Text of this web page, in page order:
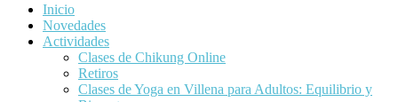
Inicio
Novedades
Actividades
Clases de Chikung Online
Retiros
Clases de Yoga en Villena para Adultos: Equilibrio y